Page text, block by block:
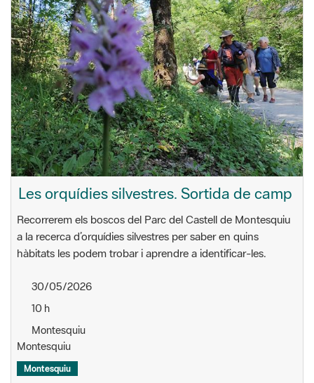
Les orquídies silvestres. Sortida de camp
Recorrerem els boscos del Parc del Castell de Montesquiu
a la recerca d’orquídies silvestres per saber en quins
hàbitats les podem trobar i aprendre a identificar-les.
30/05/2026
10 h
Montesquiu
Montesquiu
Montesquiu